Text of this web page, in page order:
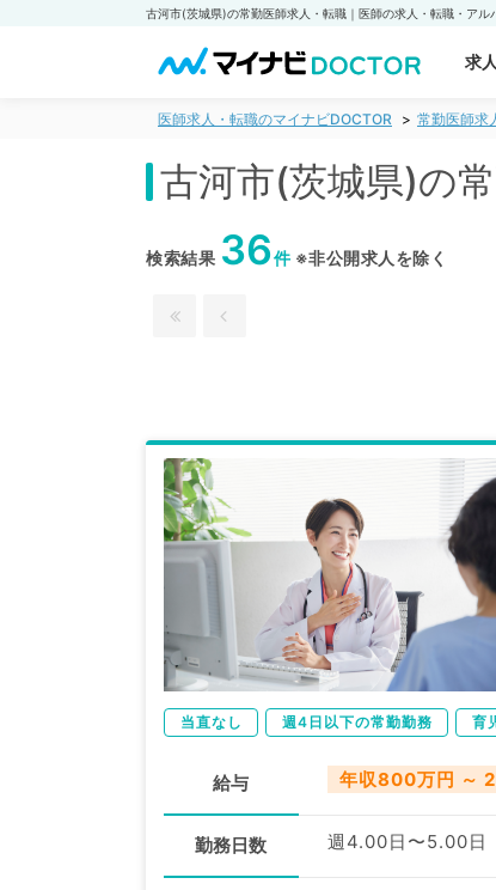
求
医師求人・転職のマイナビDOCTOR 常勤医師求
古河市(茨城県)の
検索結果 36件※非公開求人を除く
当直なし 週4日以下の常勤勤務 育
給与 年収800万円 ～
勤務日数 週4.00日〜5.00日